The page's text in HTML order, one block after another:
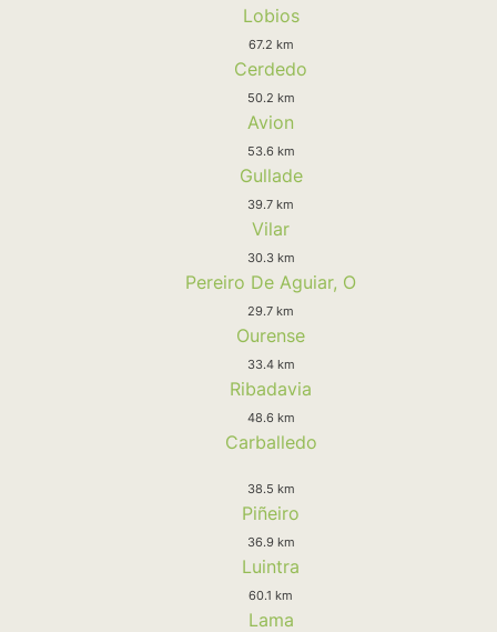
Lobios
67.2 km
Cerdedo
50.2 km
Avion
53.6 km
Gullade
39.7 km
Vilar
30.3 km
Pereiro De Aguiar, O
29.7 km
Ourense
33.4 km
Ribadavia
48.6 km
Carballedo
38.5 km
Piñeiro
36.9 km
Luintra
60.1 km
Lama